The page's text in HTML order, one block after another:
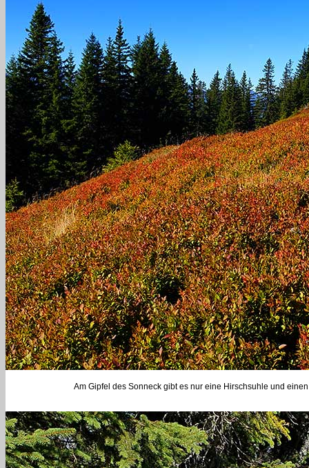
Am Gipfel des Sonneck gibt es nur eine Hirschsuhle und